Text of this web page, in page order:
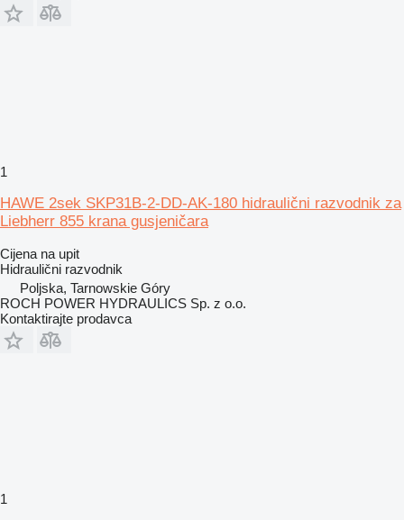
1
HAWE 2sek SKP31B-2-DD-AK-180 hidraulični razvodnik za
Liebherr 855 krana gusjeničara
Cijena na upit
Hidraulični razvodnik
Poljska, Tarnowskie Góry
ROCH POWER HYDRAULICS Sp. z o.o.
Kontaktirajte prodavca
1